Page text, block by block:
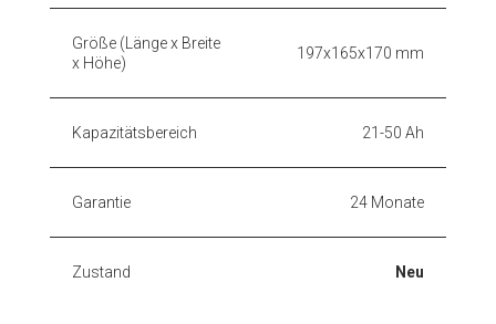
Größe (Länge x Breite
x Höhe)
197x165x170 mm
Kapazitätsbereich 21-50 Ah
Garantie 24 Monate
Zustand Neu